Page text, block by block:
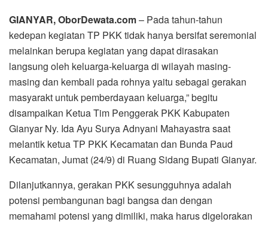
GIANYAR, OborDewata.com– Pada tahun-tahun
kedepan kegiatan TP PKK tidak hanya bersifat seremonial
melainkan berupa kegiatan yang dapat dirasakan
langsung oleh keluarga-keluarga di wilayah masing-
masing dan kembali pada rohnya yaitu sebagai gerakan
masyarakt untuk pemberdayaan keluarga,” begitu
disampaikan Ketua Tim Penggerak PKK Kabupaten
Gianyar Ny. Ida Ayu Surya Adnyani Mahayastra saat
melantik ketua TP PKK Kecamatan dan Bunda Paud
Kecamatan, Jumat (24/9) di Ruang Sidang Bupati Gianyar.
Dilanjutkannya, gerakan PKK sesungguhnya adalah
potensi pembangunan bagi bangsa dan dengan
memahami potensi yang dimiliki, maka harus digelorakan